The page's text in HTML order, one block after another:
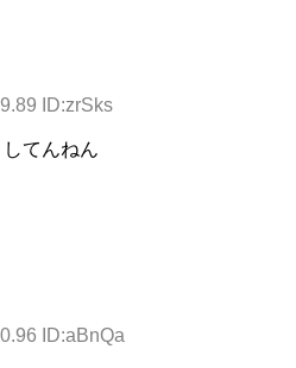
ID:zrSks
てんねん
ID:aBnQa